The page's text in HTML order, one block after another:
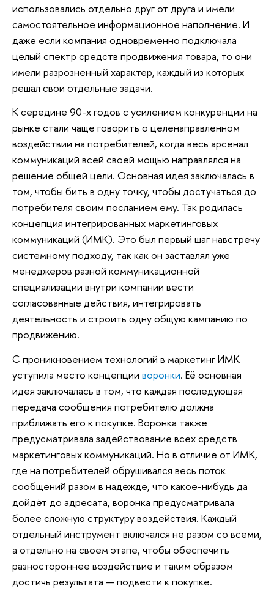
использовались отдельно друг от друга и имели
самостоятельное информационное наполнение. И
даже если компания одновременно подключала
целый спектр средств продвижения товара, то они
имели разрозненный характер, каждый из которых
решал свои отдельные задачи.
К середине 90-х годов с усилением конкуренции на
рынке стали чаще говорить о целенаправленном
воздействии на потребителей, когда весь арсенал
коммуникаций всей своей мощью направлялся на
решение общей цели. Основная идея заключалась в
том, чтобы бить в одну точку, чтобы достучаться до
потребителя своим посланием ему. Так родилась
концепция интегрированных маркетинговых
коммуникаций (ИМК). Это был первый шаг навстречу
системному подходу, так как он заставлял уже
менеджеров разной коммуникационной
специализации внутри компании вести
согласованные действия, интегрировать
деятельность и строить одну общую кампанию по
продвижению.
С проникновением технологий в маркетинг ИМК
уступила место концепции воронки. Её основная
идея заключалась в том, что каждая последующая
передача сообщения потребителю должна
приближать его к покупке. Воронка также
предусматривала задействование всех средств
маркетинговых коммуникаций. Но в отличие от ИМК,
где на потребителей обрушивался весь поток
сообщений разом в надежде, что какое-нибудь да
дойдёт до адресата, воронка предусматривала
более сложную структуру воздействия. Каждый
отдельный инструмент включался не разом со всеми,
а отдельно на своем этапе, чтобы обеспечить
разностороннее воздействие и таким образом
достичь результата — подвести к покупке.